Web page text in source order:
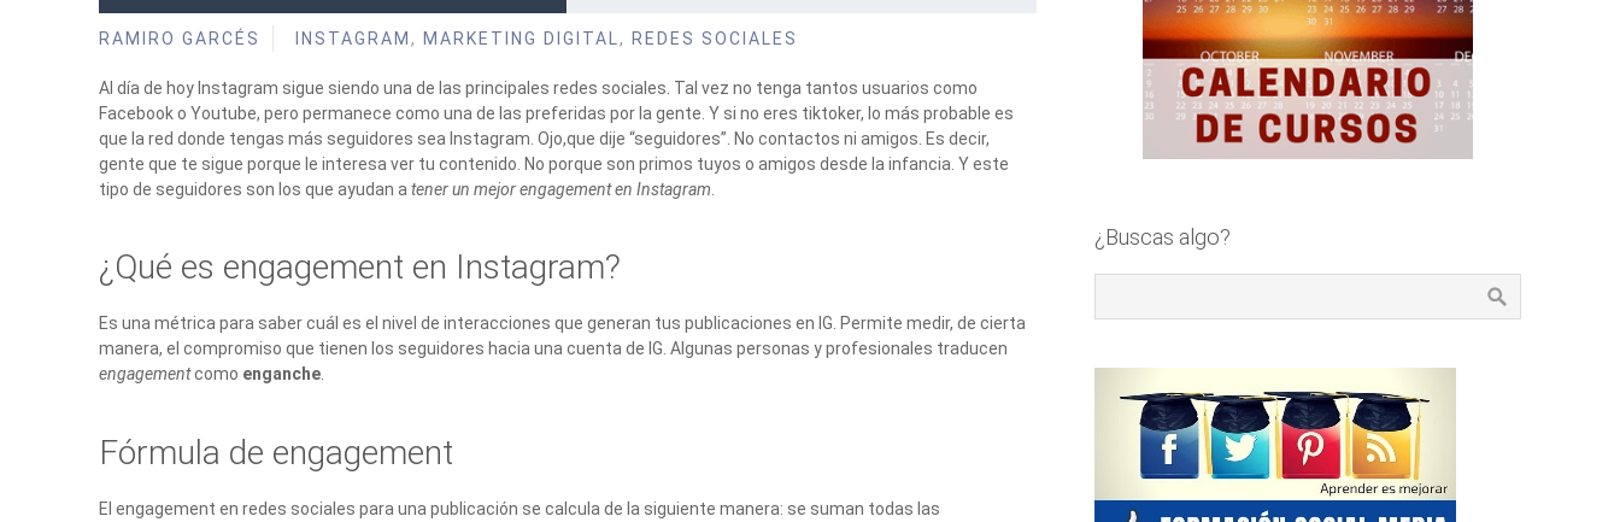
RAMIRO GARCÉS INSTAGRAM , MARKETING DIGITAL , REDES SOCIALES
Al día de hoy Instagram sigue siendo una de las principales redes sociales. Tal vez no tenga tantos usuarios como
Facebook o Youtube, pero permanece como una de las preferidas por la gente. Y si no eres tiktoker, lo más probable es
que la red donde tengas más seguidores sea Instagram. Ojo,que dije “seguidores”. No contactos ni amigos. Es decir,
gente que te sigue porque le interesa ver tu contenido. No porque son primos tuyos o amigos desde la infancia. Y este
tipo de seguidores son los que ayudan a tener un mejor engagement en Instagram
¿Qué es engagement en Instagram?
Es una métrica para saber cuál es el nivel de interacciones que generan tus publicaciones en IG. Permite medir, de cierta
manera, el compromiso que tienen los seguidores hacia una cuenta de IG. Algunas personas y profesionales traducen
engagementcomo enganche.
Fórmula de engagement
El engagement en redes sociales para una publicación se calcula de la siguiente manera: se suman todas las
¿Buscas algo?